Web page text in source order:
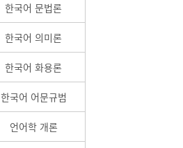
한국어 문법론
한국어 의미론
한국어 화용론
한국어 어문규범
언어학 개론